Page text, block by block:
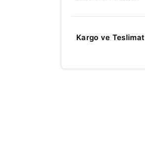
Kargo ve Teslimat